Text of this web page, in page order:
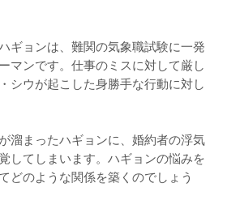
ギョンは、難関の気象職試験に一発
マンです。仕事のミスに対して厳し
シウが起こした身勝手な行動に対し
溜まったハギョンに、婚約者の浮気
してしまいます。ハギョンの悩みを
どのような関係を築くのでしょう